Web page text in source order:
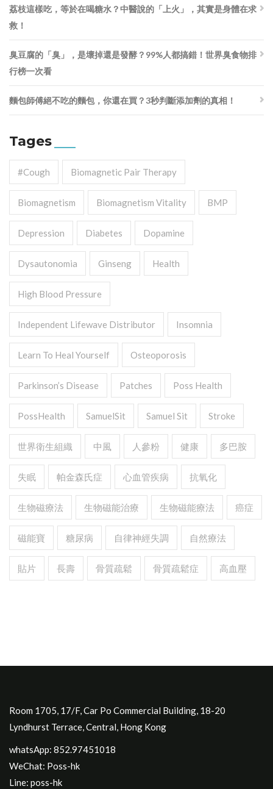
荔枝這樣吃，等於在喝糖水？中醫說的「上火」，其實是身體在求
救！
臭豆腐的「臭」，是壞掉還是發酵？99%人都搞錯！世界臭食物排
行榜一次看
麵包師傅絕不吃的麵包，你還在買？3秒判斷添加劑的真相！
Tages
#cough Biomagnetic Pair Therapy
Biomagnetism Biomagnetism Vitality BMP
Depression Diabetes Dopamine
Dysautonomia Ginseng Health
High Blood Pressure
Independent Lifewave Distributor Insomnia
Learn To Heal Yourself Osteoporosis
Parkinson’s Disease Patches Poss Health
PossHealth SamuelSit Samuel Sit Stroke
世界衛生組織 中風 人參粉 健康 多巴胺
失眠 帕金森氏症 心血管疾病 抗氧化
生物磁療法 生物磁能治療 生物磁能療法 癌症
磁能寶 糖尿病 自律神經失調 自然療法
貼片 長壽 骨質疏鬆 骨質疏鬆症 高血壓
Room 1705, 17/F, Car Po Commercial Building, 18-20
Lyndhurst Terrace, Central, Hong Kong
whatsApp: 852.97451018
WeChat: Poss-hk
Line: poss-hk